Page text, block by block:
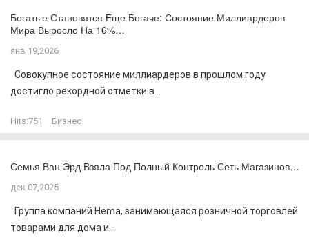
Богатые Становятся Еще Богаче: Состояние Миллиардеров
Мира Выросло На 16%…
янв 19,2026
Совокупное состояние миллиардеров в прошлом году
достигло рекордной отметки в...
Hits:751 Бизнес
Семья Ван Эрд Взяла Под Полный Контроль Сеть Магазинов…
дек 07,2025
Группа компаний Hema, занимающаяся розничной торговлей
товарами для дома и...